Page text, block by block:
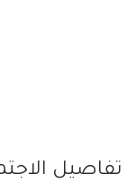
تفاصيل